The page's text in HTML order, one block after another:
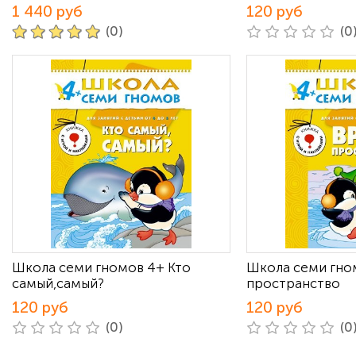
1 440 руб
(0)
120 руб
Школа семи гномов 4+ Кто
самый,самый?
120 руб
(0)
Школа семи
пространство
120 руб